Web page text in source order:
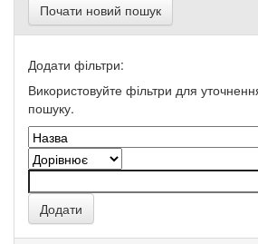
Почати новий пошук
Додати фільтри:
Використовуйте фільтри для
пошуку.